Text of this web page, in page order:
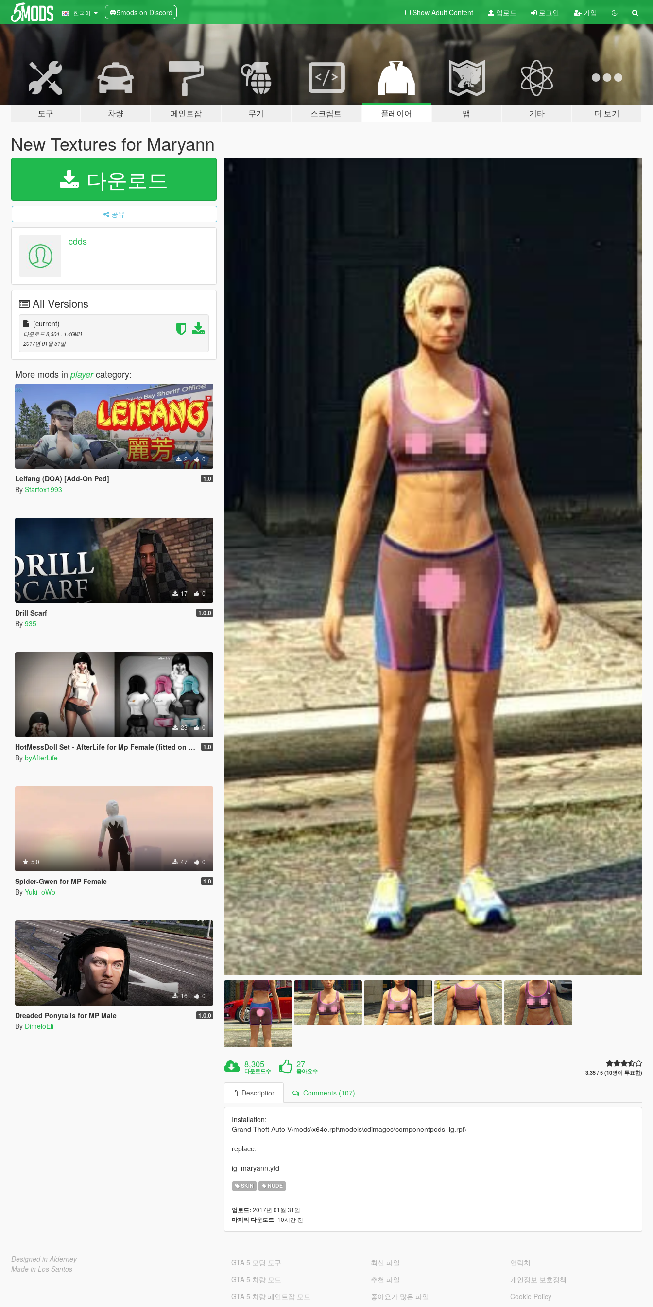
한국어 5mods on Discord Show Adult Content 업로드 로그인 가입
도구 차량 페인트잡 무기 스크립트 플레이어 맵 기타 더 보기
New Textures for Maryann
다운로드
공유
cdds
All Versions
(current)
다운로드 8,304
, 1.46MB
2017년 01월 31일
More mods in playercategory:
2 0
Leifang (DOA) [Add-On Ped] 1.0
By Starfox1993
17 0
Drill Scarf 1.0.0
By 935
23 0
HotMessDoll Set - AfterLife for Mp Female (fitted on Slut Body) 1.0
By byAfterLife
5.0 47 0
Spider-Gwen for MP Female 1.0
By Yuki_oWo
16 0
Dreaded Ponytails for MP Male 1.0.0
By DimeloEli
8,305
다운로드수
27
좋아요수 3.35 / 5 (10명이 투표함)
Description Comments (107)
Installation:
Grand Theft Auto V\mods\x64e.rpf\models\cdimages\componentpeds_ig.rpf\
replace:
ig_maryann.ytd
SKIN NUDE
업로드: 2017년 01월 31일
마지막 다운로드: 10시간 전
Designed in Alderney
Made in Los Santos
GTA 5 모딩 도구
GTA 5 차량 모드
GTA 5 차량 페인트잡 모드
최신 파일
추천 파일
좋아요가 많은 파일
연락처
개인정보 보호정책
Cookie Policy